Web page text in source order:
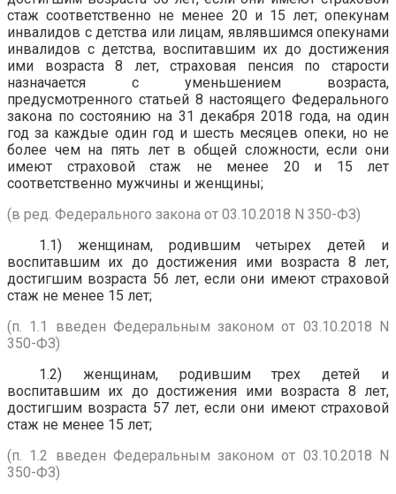
стаж соответственно не менее 20 и 15 лет; опекунам
инвалидов с детства или лицам, являвшимся опекунами
инвалидов с детства, воспитавшим их до достижения
ими возраста 8 лет, страховая пенсия по старости
назначается с уменьшением возраста,
предусмотренного статьей 8 настоящего Федерального
закона по состоянию на 31 декабря 2018 года, на один
год за каждые один год и шесть месяцев опеки, но не
более чем на пять лет в общей сложности, если они
имеют страховой стаж не менее 20 и 15 лет
соответственно мужчины и женщины;
(в ред. Федерального закона от 03.10.2018 N 350-ФЗ)
1.1) женщинам, родившим четырех детей и
воспитавшим их до достижения ими возраста 8 лет,
достигшим возраста 56 лет, если они имеют страховой
стаж не менее 15 лет;
(п. 1.1 введен Федеральным законом от 03.10.2018 N
350-ФЗ)
1.2) женщинам, родившим трех детей и
воспитавшим их до достижения ими возраста 8 лет,
достигшим возраста 57 лет, если они имеют страховой
стаж не менее 15 лет;
(п. 1.2 введен Федеральным законом от 03.10.2018 N
350-ФЗ)